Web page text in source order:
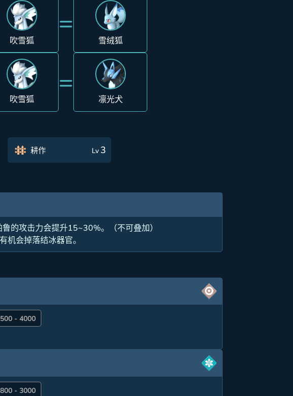
吹雪狐
=
雪绒狐
吹雪狐
=
凛光犬
耕作 Lv 3
的攻击力会提升15~30%。（不可叠加）
机会掉落结冰器官。
500 - 4000
800 - 3000